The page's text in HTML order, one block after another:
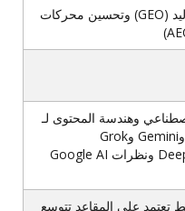
تحسين محركات التوليد (GEO) وتحسين محركات
وهندسة المحتوى لـ
ChatGPT وClaude وGemini وGrok
وPerplexity وDeepSeek ونظرات Google AI
تعتمد على المقاعد تتوسع